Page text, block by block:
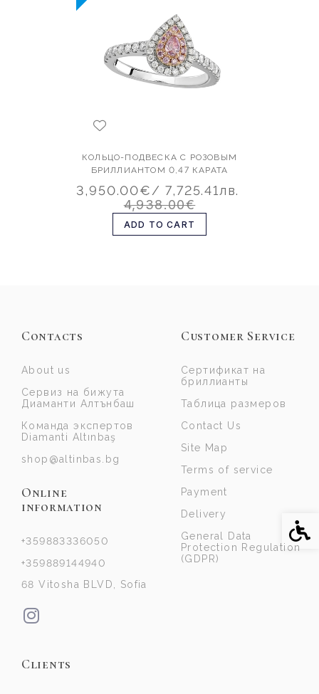
КОЛЬЦО-ПОДВЕСКА С РОЗОВЫМ
БРИЛЛИАНТОМ 0,47 КАРАТА
3,950.00€/ 7,725.41лв.
4,938.00€
ADD TO CART
Contacts
About us
Сервиз на бижута
Диаманти Алтънбаш
Команда экспертов
Diamanti Altınbaş
shop@altinbas.bg
Online
information
+359883336050
+359889144940
68 Vitosha BLVD, Sofia
Customer Service
Сертификат на
бриллианты
Таблица размеров
Contact Us
Site Map
Terms of service
Payment
Delivery
General Data
Protection Regulation
(GDPR)
Clients